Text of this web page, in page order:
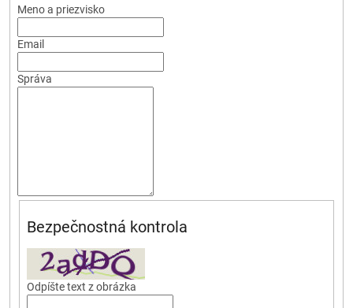
Meno a priezvisko
Email
Správa
Bezpečnostná kontrola
Odpíšte text z obrázka